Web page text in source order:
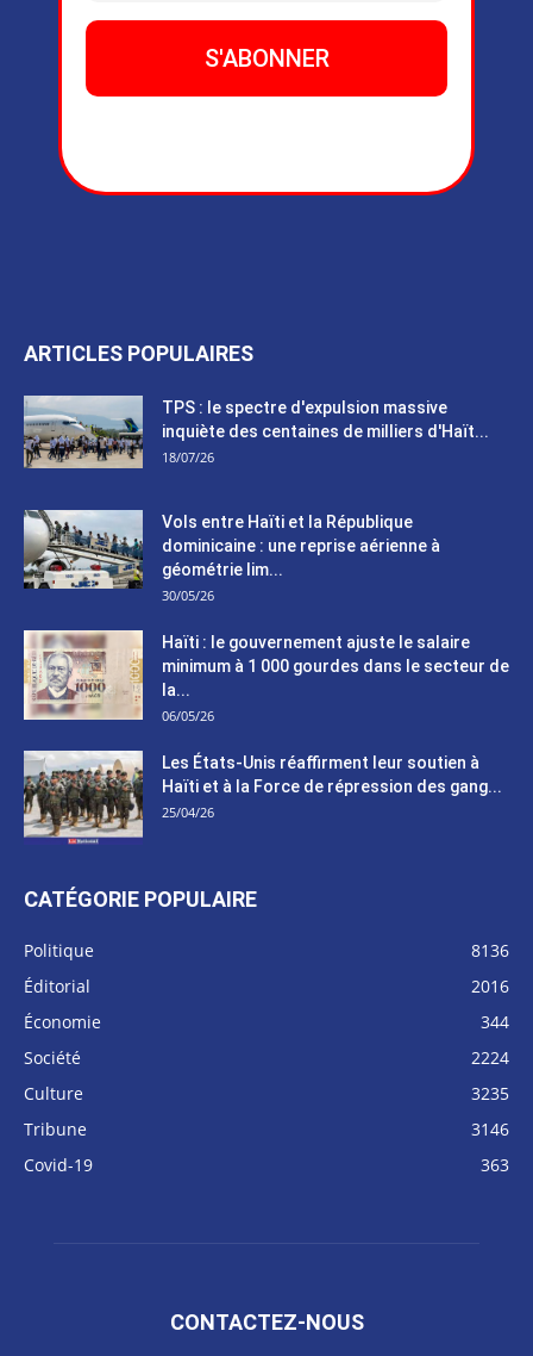
ARTICLES POPULAIRES
TPS : le spectre d'expulsion massive
inquiète des centaines de milliers d'Haït...
18/07/26
Vols entre Haïti et la République
dominicaine : une reprise aérienne à
géométrie lim...
30/05/26
Haïti : le gouvernement ajuste le salaire
minimum à 1 000 gourdes dans le secteur de
la...
06/05/26
Les États-Unis réaffirment leur soutien à
Haïti et à la Force de répression des gang...
25/04/26
CATÉGORIE POPULAIRE
Politique
8136
Éditorial
2016
Économie
344
Société
2224
Culture
3235
Tribune
3146
Covid-19
363
CONTACTEZ-NOUS